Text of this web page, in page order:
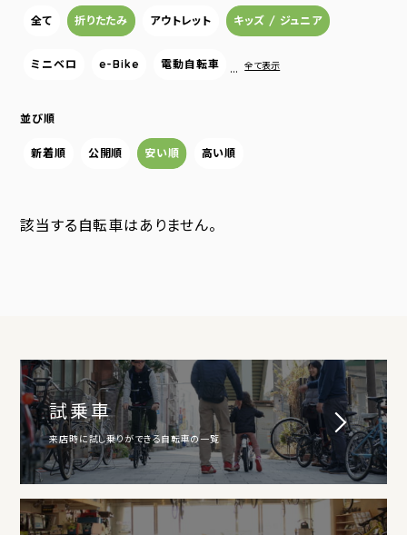
全て 折りたたみ アウトレット キッズ / ジュニア
ミニベロ e-Bike 電動自転車 … 全て表示
並び順
新着順 公開順 安い順 高い順
該当する自転車はありません。
試乗車
来店時に試し乗りができる自転車の一覧